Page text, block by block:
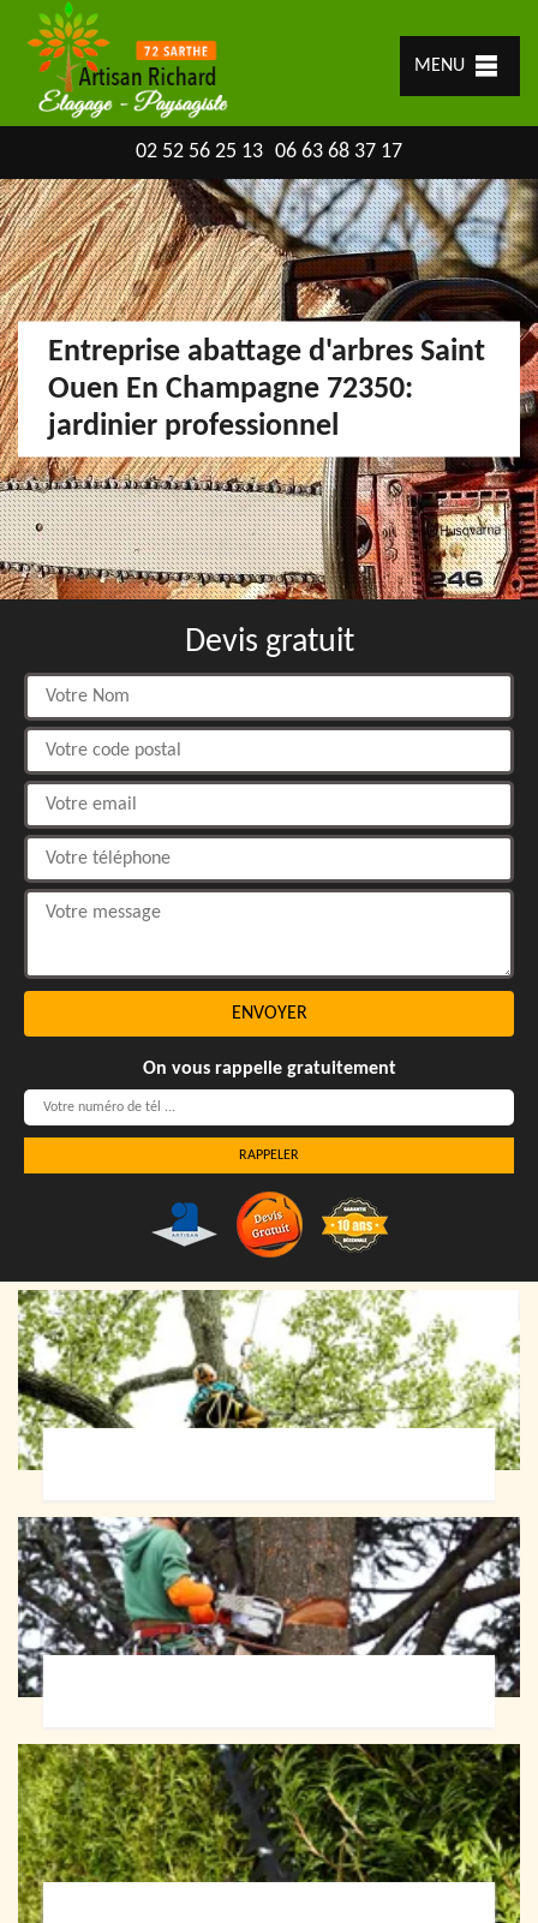
MENU
02 52 56 25 13 06 63 68 37 17
Entreprise abattage d'arbres Saint
Ouen En Champagne 72350:
jardinier professionnel
Devis gratuit
On vous rappelle gratuitement